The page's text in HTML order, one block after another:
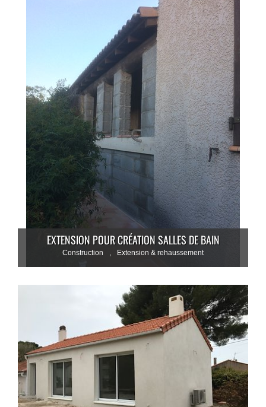
EXTENSION POUR CRÉATION SALLES DE BAIN
Construction , Extension & rehaussement